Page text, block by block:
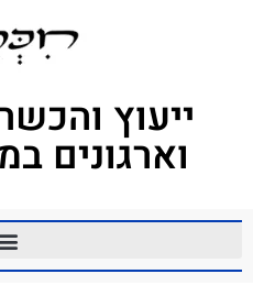
ייעוץ
וארגונים